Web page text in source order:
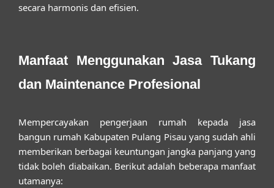
secara harmonis dan efisien.
Manfaat Menggunakan Jasa Tukang
dan Maintenance Profesional
Mempercayakan pengerjaan rumah kepada jasa
bangun rumah Kabupaten Pulang Pisau yang sudah ahli
memberikan berbagai keuntungan jangka panjang yang
tidak boleh diabaikan. Berikut adalah beberapa manfaat
utamanya: